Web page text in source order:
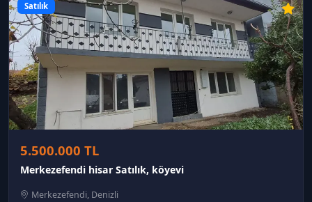
Satılık
5.500.000 TL
Merkezefendi hisar Satılık, köyevi
Merkezefendi, Denizli